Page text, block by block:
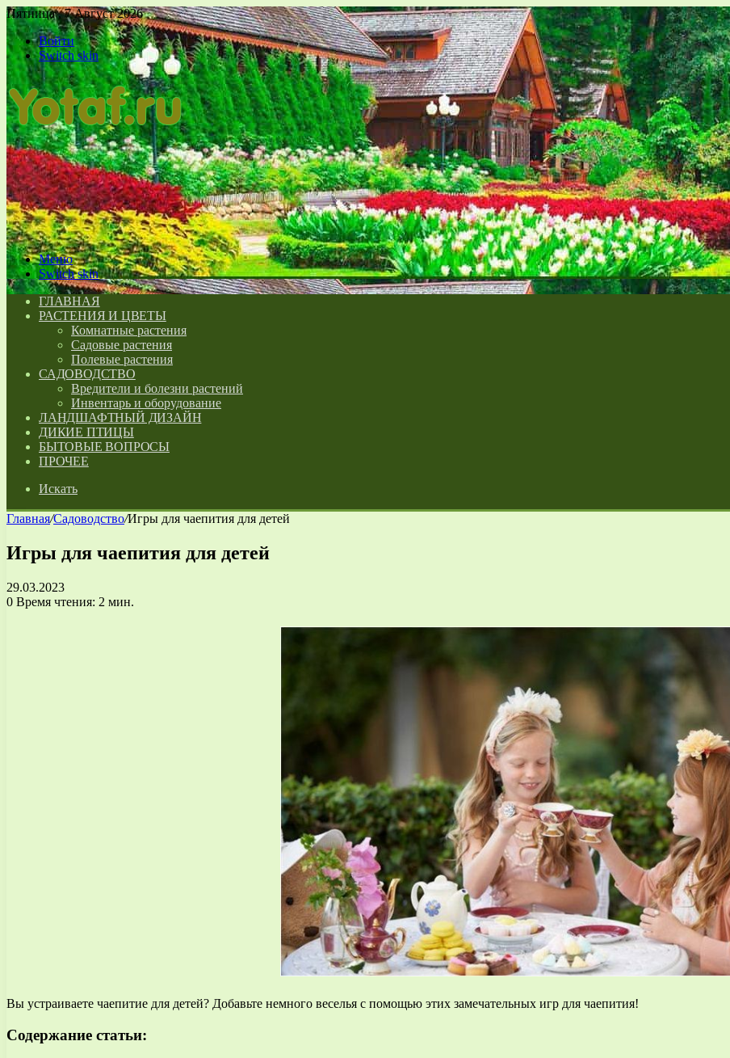
Пятница , 7 Август 2026
Войти
Switch skin
Меню
Switch skin
ГЛАВНАЯ
РАСТЕНИЯ И ЦВЕТЫ
Комнатные растения
Садовые растения
Полевые растения
САДОВОДСТВО
Вредители и болезни растений
Инвентарь и оборудование
ЛАНДШАФТНЫЙ ДИЗАЙН
ДИКИЕ ПТИЦЫ
БЫТОВЫЕ ВОПРОСЫ
ПРОЧЕЕ
Искать
Главная/Садоводство/Игры для чаепития для детей
Игры для чаепития для детей
29.03.2023
0 Время чтения: 2 мин.
Вы устраиваете чаепитие для детей? Добавьте немного веселья с помощью этих замечательных игр для чаепития!
Содержание статьи: